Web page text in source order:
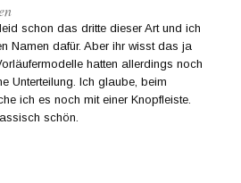
schon das dritte dieser Art und ich
Namen dafür. Aber ihr wisst das ja
hatten allerdings noch
Unterteilung. Ich glaube, beim
ich es noch mit einer Knopfleiste.
schön.